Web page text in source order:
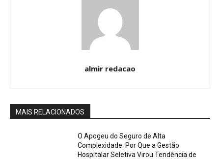
almir redacao
MAIS RELACIONADOS
O Apogeu do Seguro de Alta
Complexidade: Por Que a Gestão
Hospitalar Seletiva Virou Tendência de